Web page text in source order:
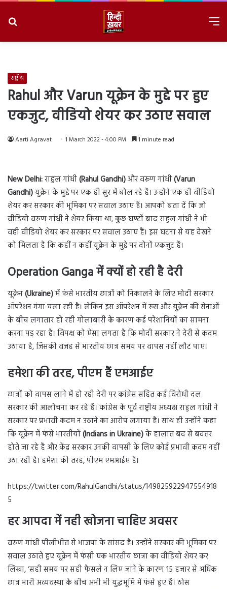
राष्ट्रीय
Rahul और Varun यूक्रेन के मुद्दे पर हुए
एकजुट, वीडियो शेयर कर उठाए सवाल
Aarti Agravat 1 March 2022 - 4:00 PM 1 minute read
New Delhi:राहुल गांधी(Rahul Gandhi)और वरूण गांधी(Varun
Gandhi)युक्रेन के मुद्दे पर एक ही सुर में बोल रहे हैं। उन्होंने एक ही वीडियो
शेयर कर सरकार की भूमिका पर सवाल उठाए हैं। आपको बता दें कि जो
वीडियो वरुण गांधी ने शेयर किया था, कुछ घण्टों बाद राहुल गांधी ने भी
वही वीडियो शेयर कर सरकार पर सवाल उठाए हैं। इस घटना से यह देखने
को मिलता है कि कहीं न कहीं यूक्रेन के मुद्दे पर दोनों एकजुट हैं।
Operation Ganga में क्यों हो रही है देरी
यूक्रेन(Ukraine)में फंसे भारतीय छात्रों को निकालने के लिए मोदी सरकार
ऑपरेशन गंगा चला रही है। लेकिन इस ऑपरेशन में रूस और युक्रेन की सेनाओं
के बीच लगातार हो रही गोलाबारी के कारण कई परेशानियों का सामना
करना पड़ रहा है। विपक्ष को ऐसा लगता है कि मोदी सरकार ने देरी से कदम
उठाया है, जिसकी वजह से भारतीय छात्र समय पर वापस नहीं लौट पाए।
हमेशा की तरह, पीएम हैं एमआईए
छात्रों को वापस लाने में हो रही देरी पर कांग्रेस सहित कई विरोधी दल
सरकार की आलोचना कर रहे हैं। कांग्रेस के पूर्व राष्ट्रीय अध्यक्ष राहुल गांधी ने
सरकार पर प्रभावी कदम न उठाने का आरोप लगाया है। साथ ही उन्होंने कहा
कि यूक्रेन में फंसे भारतीयों(Indians in Ukraine)के हालात बद से बदतर
होते जा रहे हैं और केंद्र सरकार उनकी वापसी के लिए कोई प्रभावी कदम नहीं
उठा रही है। हमेशा की तरह, पीएम एमआईए हैं।
https://twitter.com/RahulGandhi/status/149825922947554918
5
हर आपदा में नही खोजना चाहिए अवसर
वरुण गांधी पीलीभीत से भाजपा के सांसद है। उन्होंने सरकार की भूमिका पर
सवाल उठाते हुए यूक्रेन में फंसी एक भारतीय छात्रा का वीडियो शेयर कर
लिखा, ‘सही समय पर सही फैसले न लिए जाने के कारण 15 हजार से अधिक
छात्र भारी अव्यवस्था के बीच अभी भी युद्धभूमि में फंसे हुए हैं। ठोस